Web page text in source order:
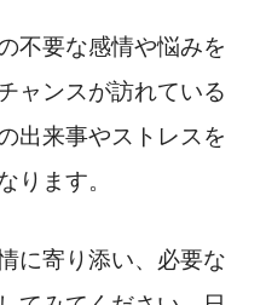
不要な感情や悩みを
ャンスが訪れている
出来事やストレスを
ります。
に寄り添い、必要な